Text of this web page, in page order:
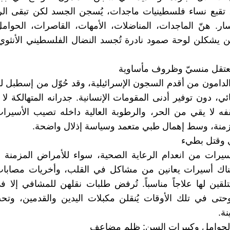
تقبع نساء فلسطينيات ماجدات، يُسجن الجسد لكن تبقى
هنّ الماجدات، المناضلات، الأمهات، القاصرات،
يشكلن لوحة صمود نادرة تُجسد النضال الفلسطيني
منسيّ وظروف مأساوية
من أقدم السجون الإسرائيلية، وقد حُوّل من إسطبل
دون توفير أدنى المقومات الإنسانية. جدرانه المتهالكة
لا يقي من الحر، والرطوبة العالية داخله تصيب
وسط إهمال طبي متعمد وسياسة إذلال واضحة.
وقتل بطيء
من انعدام الرعاية الصحية، سواء للأمراض المزمنة
أسيرات يعانين من مشاكل في القلب، وأخريات
لها علاجاً مناسباً. تُرفض طلبات نقلهن للمشافي إلا
في تلك الأوقات يُنقلن مكبلات اليدين والقدمين،
وكبيرات السن: ظلم مضاعف